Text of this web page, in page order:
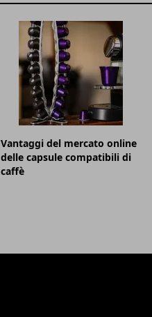
Vantaggi del mercato online
delle capsule compatibili di
caffè